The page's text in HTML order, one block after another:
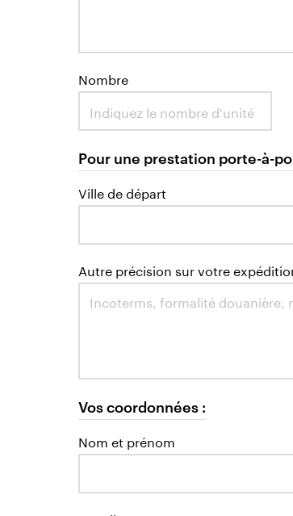
Nombre
Pour une prestation porte-à-
Ville de départ
Autre précision sur votre
Vos coordonnées :
Nom et prénom